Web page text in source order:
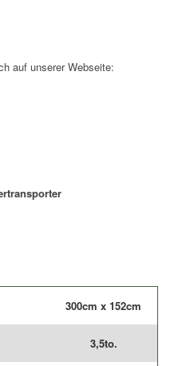
auf unserer Webseite:
300cm x 152cm
3,5to.